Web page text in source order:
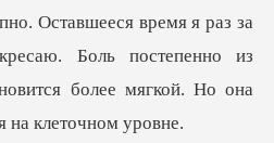
Оставшееся время я раз за
Боль постепенно из